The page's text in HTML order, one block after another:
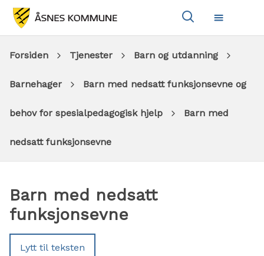
Meny
Du
er
her:
Forsiden Tjenester Barn og utdanning
Barnehager Barn med nedsatt funksjonsevne og
behov for spesialpedagogisk hjelp Barn med
nedsatt funksjonsevne
Barn med nedsatt
funksjonsevne
Lytt til teksten